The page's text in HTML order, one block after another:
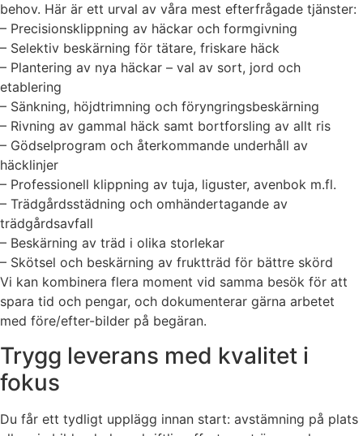
behov. Här är ett urval av våra mest efterfrågade tjänster:
– Precisionsklippning av häckar och formgivning
– Selektiv beskärning för tätare, friskare häck
– Plantering av nya häckar – val av sort, jord och
etablering
– Sänkning, höjdtrimning och föryngringsbeskärning
– Rivning av gammal häck samt bortforsling av allt ris
– Gödselprogram och återkommande underhåll av
häcklinjer
– Professionell klippning av tuja, liguster, avenbok m.fl.
– Trädgårdsstädning och omhändertagande av
trädgårdsavfall
– Beskärning av träd i olika storlekar
– Skötsel och beskärning av fruktträd för bättre skörd
Vi kan kombinera flera moment vid samma besök för att
spara tid och pengar, och dokumenterar gärna arbetet
med före/efter-bilder på begäran.
Trygg leverans med kvalitet i
fokus
Du får ett tydligt upplägg innan start: avstämning på plats